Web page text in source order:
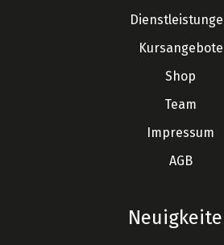
Kursangebote
Shop
Team
Impressum
AGB